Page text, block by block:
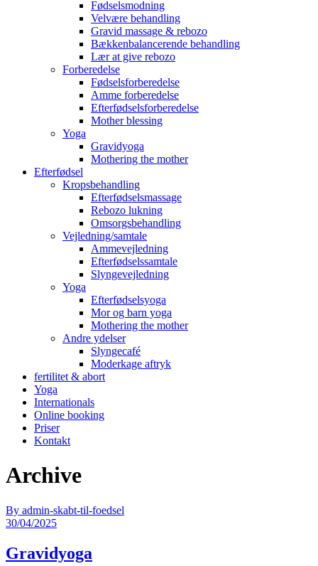
Fødselsmodning
Velvære behandling
Gravid massage & rebozo
Bækkenbalancerende behandling
Lær at give rebozo
Forberedelse
Fødselsforberedelse
Amme forberedelse
Efterfødselsforberedelse
Mother blessing
Yoga
Gravidyoga
Mothering the mother
Efterfødsel
Kropsbehandling
Efterfødselsmassage
Rebozo lukning
Omsorgsbehandling
Vejledning/samtale
Ammevejledning
Efterfødselssamtale
Slyngevejledning
Yoga
Efterfødselsyoga
Mor og barn yoga
Mothering the mother
Andre ydelser
Slyngecafé
Moderkage aftryk
fertilitet & abort
Yoga
Internationals
Online booking
Priser
Kontakt
Archive
By admin-skabt-til-foedsel
30/04/2025
Gravidyoga